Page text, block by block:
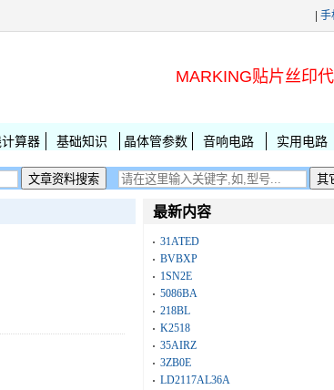
手
MARKING贴片丝印
算器 基础知识 晶体管参数 音响电路 实用电路
最新内容
31ATED
BVBXP
1SN2E
5086BA
218BL
K2518
35AIRZ
3ZB0E
LD2117AL36A